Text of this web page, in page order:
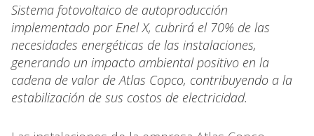
Sistema fotovoltaico de autoproducción
implementado por Enel X, cubrirá el 70% de las
necesidades energéticas de las instalaciones,
generando un impacto ambiental positivo en la
cadena de valor de Atlas Copco, contribuyendo a la
estabilización de sus costos de electricidad.